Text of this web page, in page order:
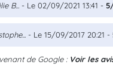
B... - Le 02/09/2021 13:41 -
- Le 15/09/2017 20:21 -
de Google : Voir les